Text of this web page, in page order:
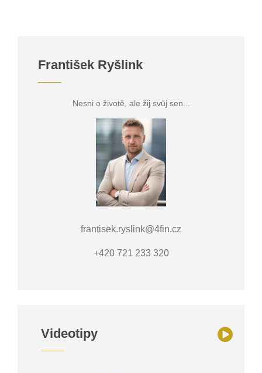
František Ryšlink
Nesni o životě, ale žij svůj sen...
frantisek.ryslink@4fin.cz
+420 721 233 320
Videotipy